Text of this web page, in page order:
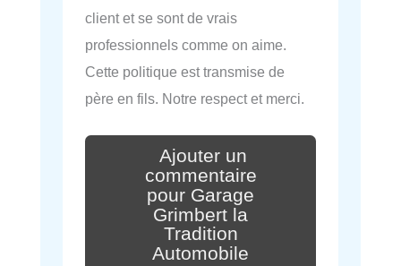
client et se sont de vrais
professionnels comme on aime.
Cette politique est transmise de
père en fils. Notre respect et merci.
Ajouter un
commentaire
pour Garage
Grimbert la
Tradition
Automobile